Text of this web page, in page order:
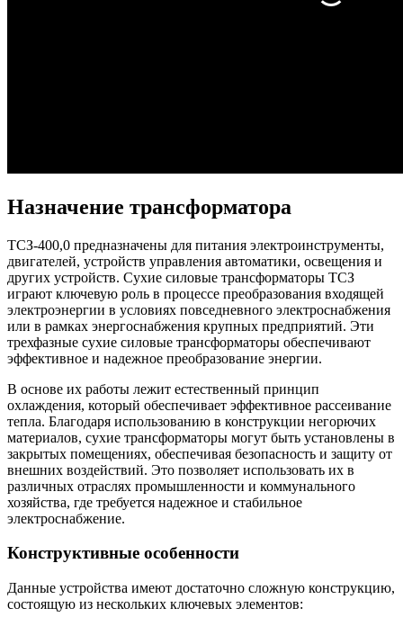
Назначение трансформатора
ТСЗ-400,0 предназначены для питания электроинструменты,
двигателей, устройств управления автоматики, освещения и
других устройств. Сухие силовые трансформаторы ТСЗ
играют ключевую роль в процессе преобразования входящей
электроэнергии в условиях повседневного электроснабжения
или в рамках энергоснабжения крупных предприятий. Эти
трехфазные сухие силовые трансформаторы обеспечивают
эффективное и надежное преобразование энергии.
В основе их работы лежит естественный принцип
охлаждения, который обеспечивает эффективное рассеивание
тепла. Благодаря использованию в конструкции негорючих
материалов, сухие трансформаторы могут быть установлены в
закрытых помещениях, обеспечивая безопасность и защиту от
внешних воздействий. Это позволяет использовать их в
различных отраслях промышленности и коммунального
хозяйства, где требуется надежное и стабильное
электроснабжение.
Конструктивные особенности
Данные устройства имеют достаточно сложную конструкцию,
состоящую из нескольких ключевых элементов: